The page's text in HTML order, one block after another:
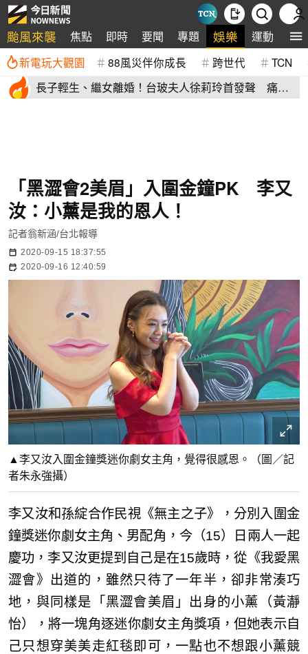
颱風來襲 焦點 即時 要聞 專題 娛樂 運動 全
新電玩大觀園 88風災伴你成長 跨世代 TCN
長子輕生、繼女離婚！台玻夫人徐莉玲首發聲 痛揭
「黑澀會2美眉」入圍金鐘PK 李又
汝：小薰是我的恩人！
記者翁新涵/台北報導
2020-09-15 18:37:55
2020-09-16 12:40:59
▲李又汝入圍金鐘獎迷你劇女主角，覺得很感恩。（圖／記
者朱永強攝）
李又汝和孫綻合作民視《無主之子》，分別入圍金
鐘獎迷你劇女主角、男配角，今（15）日兩人一起
慶功，李又汝更提到自己是在15歲時，從《我愛黑
澀會》出道的，雖然只待了一年半，卻非常湊巧
地，與同樣是「黑澀會美眉」出身的小薰（黃瀞
怡），將一塊角逐迷你劇女主角獎項，但她表示自
己只想穿美美走紅毯即可，一點也不想跟小薰競